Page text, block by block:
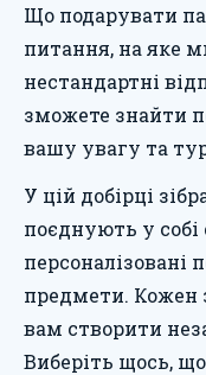
Що подарувати
питання, на яке
нестандартні
зможете знайти
вашу увагу та
У цій добірці
поєднують у собі
персоналізовані
предмети. Кожен
вам створити
Виберіть щось,